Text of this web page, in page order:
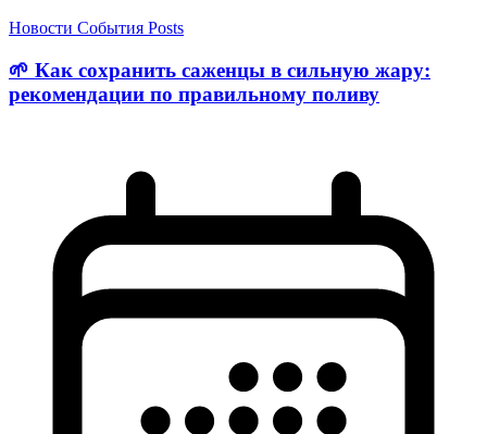
Новости События Posts
🌱 Как сохранить саженцы в сильную жару:
рекомендации по правильному поливу